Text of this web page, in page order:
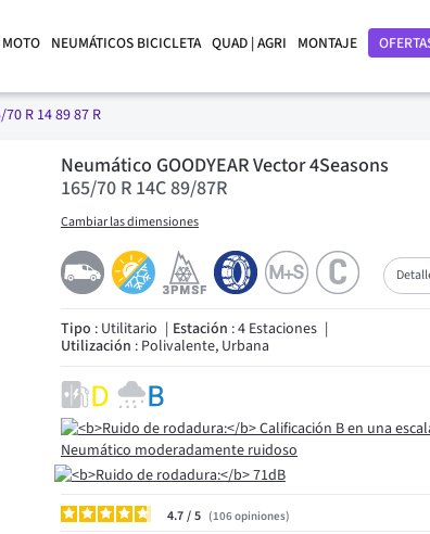
NEUMÁTICOS BICICLETA QUAD | AGRI MONTAJE
70 R 14 89 87 R
Neumático GOODYEAR Vector 4Seasons
165/70 R 14C 89/87R
Cambiar las dimensiones
Tipo : Utilitario Estación : 4 Estaciones
Utilización : Polivalente, Urbana
4.7/ 106opiniones